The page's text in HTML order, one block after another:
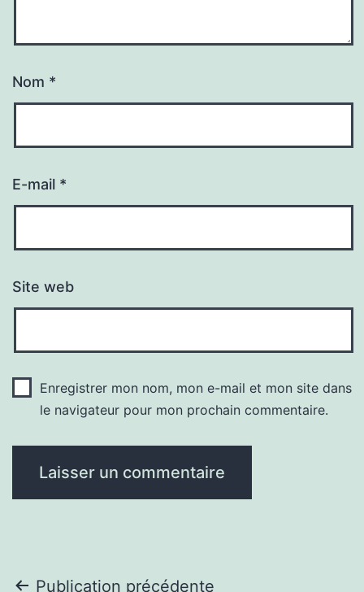
Nom *
E-mail *
Site web
Enregistrer mon nom, mon e-mail et mon site dans
le navigateur pour mon prochain commentaire.
Publication précédente